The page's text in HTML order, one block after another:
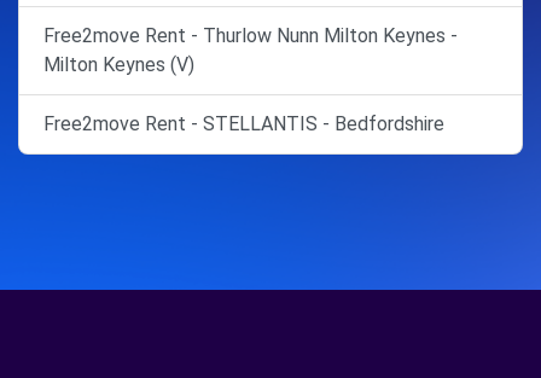
Free2move Rent - Thurlow Nunn Milton Keynes -
Milton Keynes (V)
Free2move Rent - STELLANTIS - Bedfordshire